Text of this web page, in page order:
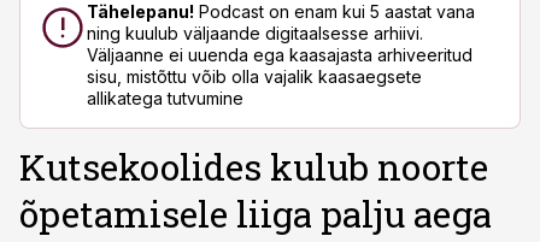
Tähelepanu! Podcast on enam kui 5 aastat vana
ning kuulub väljaande digitaalsesse arhiivi.
Väljaanne ei uuenda ega kaasajasta arhiveeritud
sisu, mistõttu võib olla vajalik kaasaegsete
allikatega tutvumine
Kutsekoolides kulub noorte
õpetamisele liiga palju aega